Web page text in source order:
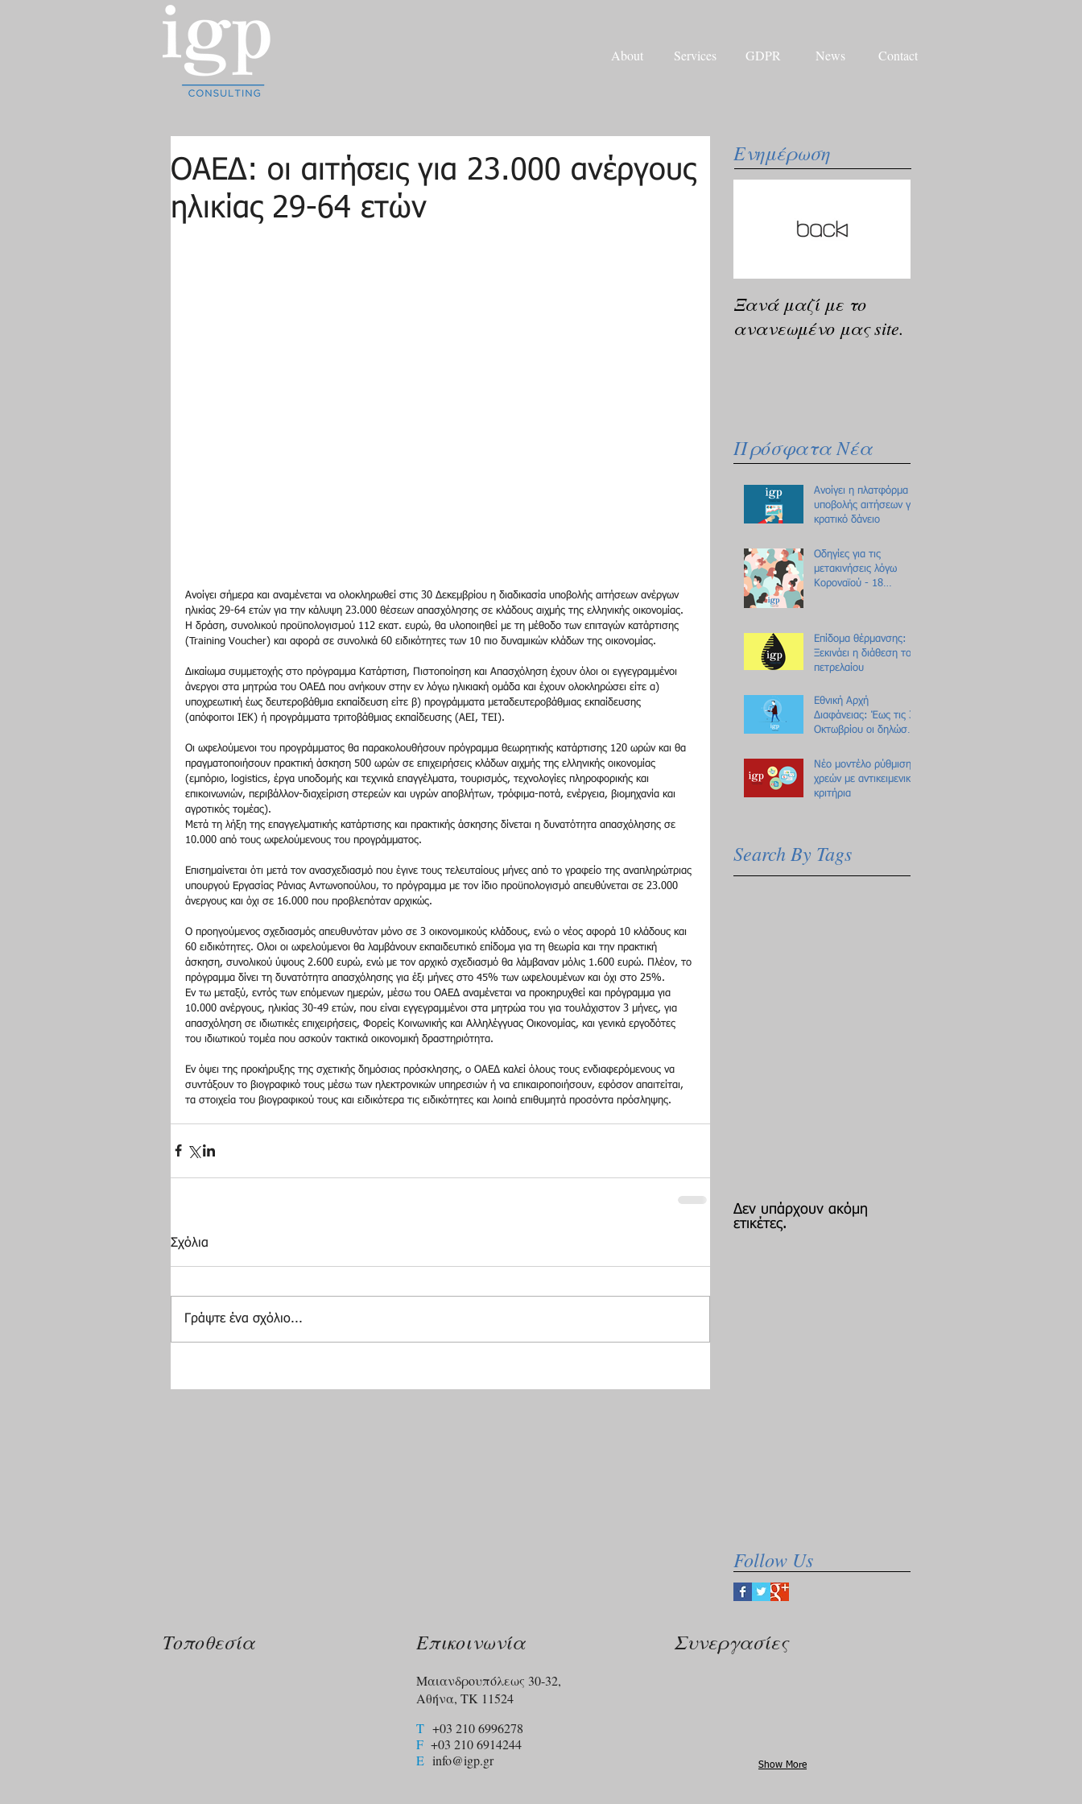
ΟΑΕΔ: οι αιτήσεις για 23.000 ανέργους
ηλικίας 29-64 ετών
Ανοίγει σήμερα και αναμένεται να ολοκληρωθεί στις 30 Δεκεμβρίου η διαδικασία υποβολής αιτήσεων ανέργων
ηλικίας 29-64 ετών για την κάλυψη 23.000 θέσεων απασχόλησης σε κλάδους αιχμής της ελληνικής οικονομίας.
Η δράση, συνολικού προϋπολογισμού 112 εκατ. ευρώ, θα υλοποιηθεί με τη μέθοδο των επιταγών κατάρτισης
(Training Voucher) και αφορά σε συνολικά 60 ειδικότητες των 10 πιο δυναμικών κλάδων της οικονομίας.
Δικαίωμα συμμετοχής στο πρόγραμμα Κατάρτιση, Πιστοποίηση και Απασχόληση έχουν όλοι οι εγγεγραμμένοι
άνεργοι στα μητρώα του ΟΑΕΔ που ανήκουν στην εν λόγω ηλικιακή ομάδα και έχουν ολοκληρώσει είτε α)
υποχρεωτική έως δευτεροβάθμια εκπαίδευση είτε β) προγράμματα μεταδευτεροβάθμιας εκπαίδευσης
(απόφοιτοι ΙΕΚ) ή προγράμματα τριτοβάθμιας εκπαίδευσης (ΑΕΙ, ΤΕΙ).
Οι ωφελούμενοι του προγράμματος θα παρακολουθήσουν πρόγραμμα θεωρητικής κατάρτισης 120 ωρών και θα
πραγματοποιήσουν πρακτική άσκηση 500 ωρών σε επιχειρήσεις κλάδων αιχμής της ελληνικής οικονομίας
(εμπόριο, logistics, έργα υποδομής και τεχνικά επαγγέλματα, τουρισμός, τεχνολογίες πληροφορικής και
επικοινωνιών, περιβάλλον-διαχείριση στερεών και υγρών αποβλήτων, τρόφιμα-ποτά, ενέργεια, βιομηχανία και
αγροτικός τομέας).
Μετά τη λήξη της επαγγελματικής κατάρτισης και πρακτικής άσκησης δίνεται η δυνατότητα απασχόλησης σε
10.000 από τους ωφελούμενους του προγράμματος.
Επισημαίνεται ότι μετά τον ανασχεδιασμό που έγινε τους τελευταίους μήνες από το γραφείο της αναπληρώτριας
υπουργού Εργασίας Ράνιας Αντωνοπούλου, το πρόγραμμα με τον ίδιο προϋπολογισμό απευθύνεται σε 23.000
άνεργους και όχι σε 16.000 που προβλεπόταν αρχικώς.
Ο προηγούμενος σχεδιασμός απευθυνόταν μόνο σε 3 οικονομικούς κλάδους, ενώ ο νέος αφορά 10 κλάδους και
60 ειδικότητες. Ολοι οι ωφελούμενοι θα λαμβάνουν εκπαιδευτικό επίδομα για τη θεωρία και την πρακτική
άσκηση, συνολικού ύψους 2.600 ευρώ, ενώ με τον αρχικό σχεδιασμό θα λάμβαναν μόλις 1.600 ευρώ. Πλέον, το
πρόγραμμα δίνει τη δυνατότητα απασχόλησης για έξι μήνες στο 45% των ωφελουμένων και όχι στο 25%.
Εν τω μεταξύ, εντός των επόμενων ημερών, μέσω του ΟΑΕΔ αναμένεται να προκηρυχθεί και πρόγραμμα για
10.000 ανέργους, ηλικίας 30-49 ετών, που είναι εγγεγραμμένοι στα μητρώα του για τουλάχιστον 3 μήνες, για
απασχόληση σε ιδιωτικές επιχειρήσεις, Φορείς Κοινωνικής και Αλληλέγγυας Οικονομίας, και γενικά εργοδότες
του ιδιωτικού τομέα που ασκούν τακτικά οικονομική δραστηριότητα.
Εν όψει της προκήρυξης της σχετικής δημόσιας πρόσκλησης, ο ΟΑΕΔ καλεί όλους τους ενδιαφερόμενους να
συντάξουν το βιογραφικό τους μέσω των ηλεκτρονικών υπηρεσιών ή να επικαιροποιήσουν, εφόσον απαιτείται,
τα στοιχεία του βιογραφικού τους και ειδικότερα τις ειδικότητες και λοιπά επιθυμητά προσόντα πρόσληψης.
Σχόλια
Γράψτε ένα σχόλιο...
Ενημέρωση
Ξανά μαζί με το
ανανεωμένο μας site.
Πρόσφατα Νέα
Ανοίγει η πλατφόρμα
υποβολής αιτήσεων για
κρατικό δάνειο
Οδηγίες για τις
μετακινήσεις λόγω
Κοροναϊού - 18
Επίδομα θέρμανσης:
Ξεκινάει η διάθεση του
πετρελαίου
Εθνική Αρχή
Διαφάνειας: Έως τις 31
Οκτωβρίου οι δηλώσεις
Νέο μοντέλο ρύθμισης
χρεών με αντικειμενικά
κριτήρια
Search By Tags
Δεν υπάρχουν ακόμη
ετικέτες.
Follow Us
About Services GDPR News Contact
Τοποθεσία Επικοινωνία
Μαιανδρουπόλεως 30-32,
Αθήνα, ΤΚ 11524
T +03 210 6996278
F +03 210 6914244​
E info@igp.gr
Συνεργασίες
Show More